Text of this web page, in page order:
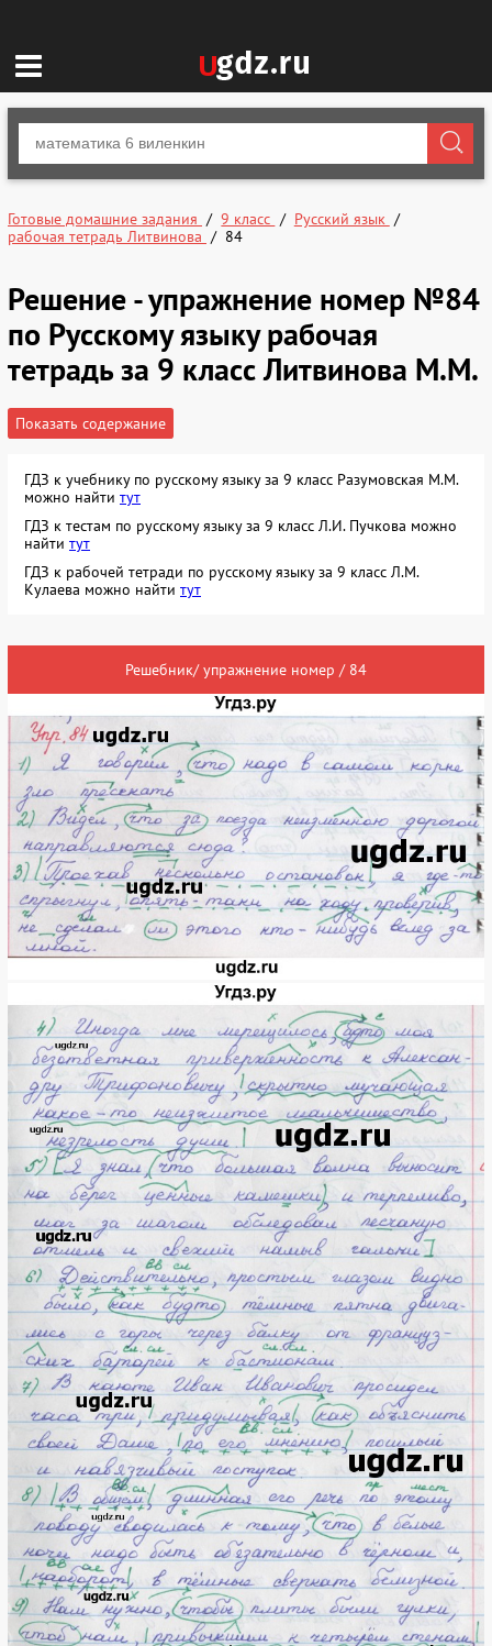
Готовые домашние задания 9 класс
Русский язык
рабочая тетрадь Литвинова
84
Решение - упражнение номер №84
по Русскому языку рабочая
тетрадь за 9 класс Литвинова М.М.
Показать содержание
ГДЗ к учебнику по русскому языку за 9 класс Разумовская М.М.
можно найти тут
ГДЗ к тестам по русскому языку за 9 класс Л.И. Пучкова можно
найти тут
ГДЗ к рабочей тетради по русскому языку за 9 класс Л.М.
Кулаева можно найти тут
Решебник/ упражнение номер / 84